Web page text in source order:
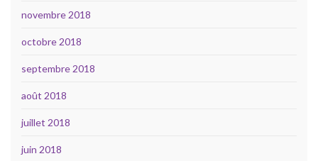
novembre 2018
octobre 2018
septembre 2018
août 2018
juillet 2018
juin 2018